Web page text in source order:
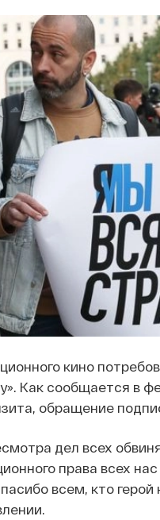
кино
Как сообщается в
обращение
дел всех
права всех
всем, кто